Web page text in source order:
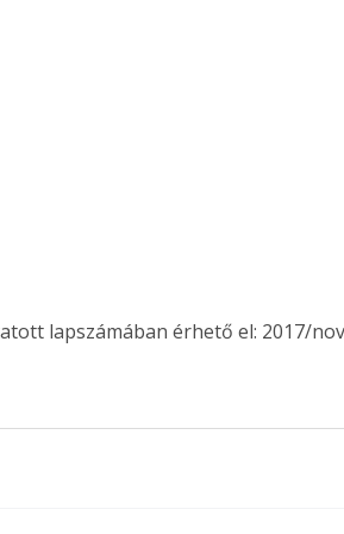
lapszámában érhető el: 2017/